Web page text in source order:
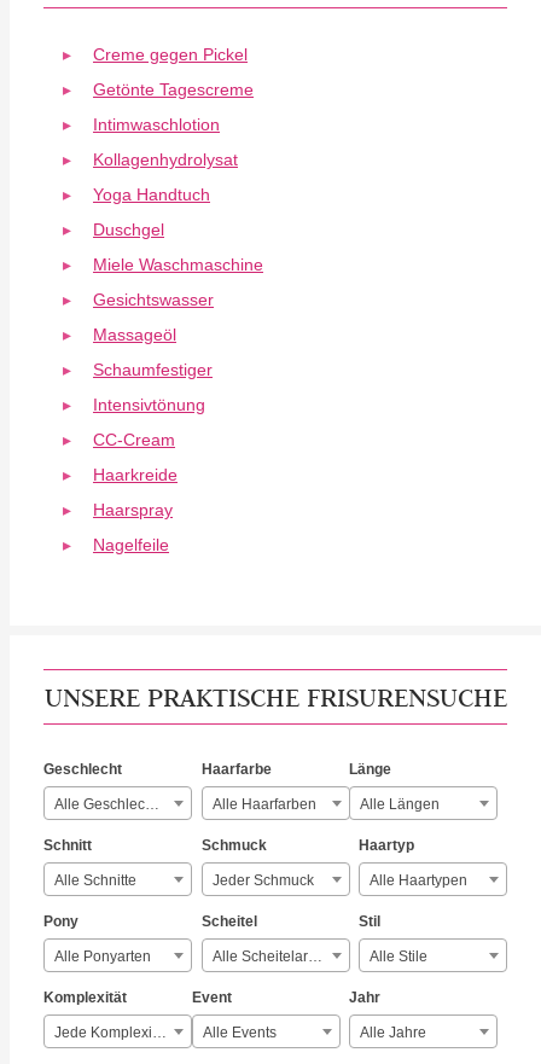
Creme gegen Pickel
Getönte Tagescreme
Intimwaschlotion
Kollagenhydrolysat
Yoga Handtuch
Duschgel
Miele Waschmaschine
Gesichtswasser
Massageöl
Schaumfestiger
Intensivtönung
CC-Cream
Haarkreide
Haarspray
Nagelfeile
UNSERE PRAKTISCHE FRISURENSUCHE
Geschlecht
Alle Geschlechter
Haarfarbe
Alle Haarfarben
Länge
Alle Längen
Schnitt
Alle Schnitte
Schmuck
Jeder Schmuck
Haartyp
Alle Haartypen
Pony
Alle Ponyarten
Scheitel
Alle Scheitelarten
Stil
Alle Stile
Komplexität
Jede Komplexität
Event
Alle Events
Jahr
Alle Jahre